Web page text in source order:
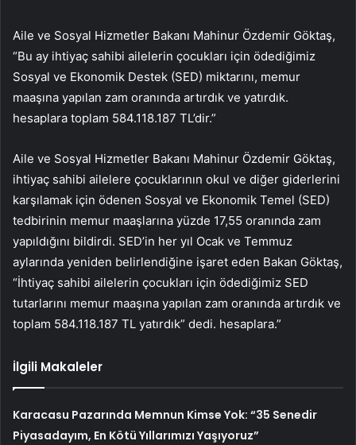
Aile ve Sosyal Hizmetler Bakanı Mahinur Özdemir Göktaş,
“Bu ay ihtiyaç sahibi ailelerin çocukları için ödediğimiz
Sosyal ve Ekonomik Destek (SED) miktarını, memur
maaşına yapılan zam oranında artırdık ve yatırdık.
hesaplara toplam 584.118.187 TL’dir.”
Aile ve Sosyal Hizmetler Bakanı Mahinur Özdemir Göktaş,
ihtiyaç sahibi ailelere çocuklarının okul ve diğer giderlerini
karşılamak için ödenen Sosyal ve Ekonomik Temel (SED)
tedbirinin memur maaşlarına yüzde 17,55 oranında zam
yapıldığını bildirdi. SED’in her yıl Ocak ve Temmuz
aylarında yeniden belirlendiğine işaret eden Bakan Göktaş,
“İhtiyaç sahibi ailelerin çocukları için ödediğimiz SED
tutarlarını memur maaşına yapılan zam oranında artırdık ve
toplam 584.118.187 TL yatırdık” dedi. hesaplara.”
İlgili Makaleler
Karacasu Pazarında Memnun Kimse Yok: “35 Senedir
Piyasadayım, En Kötü Yıllarımızı Yaşıyoruz”